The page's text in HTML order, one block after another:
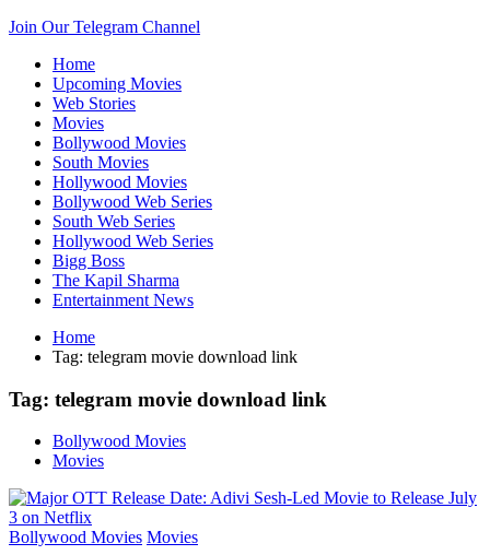
Join Our Telegram Channel
Home
Upcoming Movies
Web Stories
Movies
Bollywood Movies
South Movies
Hollywood Movies
Bollywood Web Series
South Web Series
Hollywood Web Series
Bigg Boss
The Kapil Sharma
Entertainment News
Home
Tag: telegram movie download link
Tag: telegram movie download link
Bollywood Movies
Movies
Bollywood Movies Movies